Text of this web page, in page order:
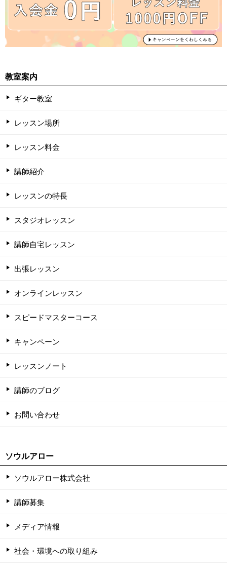
教室案内
ギター教室
レッスン場所
レッスン料金
講師紹介
レッスンの特長
スタジオレッスン
講師自宅レッスン
出張レッスン
オンラインレッスン
スピードマスターコース
キャンペーン
レッスンノート
講師のブログ
お問い合わせ
ソウルアロー
ソウルアロー株式会社
講師募集
メディア情報
社会・環境への取り組み